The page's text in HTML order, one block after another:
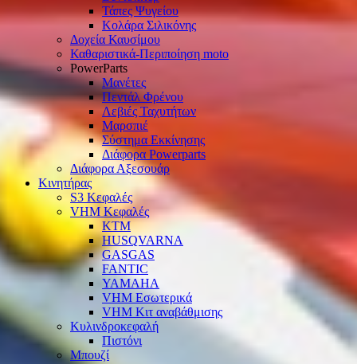
Τάπες Ψυγείου
Κολάρα Σιλικόνης
Δοχεία Καυσίμου
Καθαριστικά-Περιποίηση moto
PowerParts
Μανέτες
Πεντάλ Φρένου
Λεβιές Ταχυτήτων
Μαρσπιέ
Σύστημα Εκκίνησης
Διάφορα Powerparts
Διάφορα Αξεσουάρ
Κινητήρας
S3 Κεφαλές
VHM Κεφαλές
KTM
HUSQVARNA
GASGAS
FANTIC
YAMAHA
VHM Εσωτερικά
VHM Κιτ αναβάθμισης
Κυλινδροκεφαλή
Πιστόνι
Μπουζί